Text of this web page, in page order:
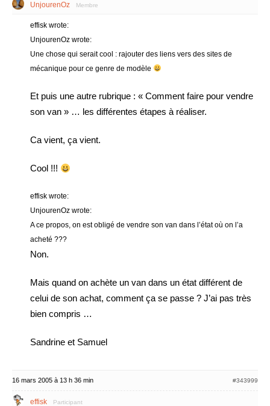
UnjourenOz Membre
effisk wrote:
UnjourenOz wrote:
Une chose qui serait cool : rajouter des liens vers des sites de
mécanique pour ce genre de modèle
Et puis une autre rubrique : « Comment faire pour vendre
son van » … les différentes étapes à réaliser.
Ca vient, ça vient.
Cool !!!
effisk wrote:
UnjourenOz wrote:
A ce propos, on est obligé de vendre son van dans l’état où on l’a
acheté ???
Non.
Mais quand on achète un van dans un état différent de
celui de son achat, comment ça se passe ? J’ai pas très
bien compris …
Sandrine et Samuel
16 mars 2005 à 13 h 36 min #343999
effisk Participant